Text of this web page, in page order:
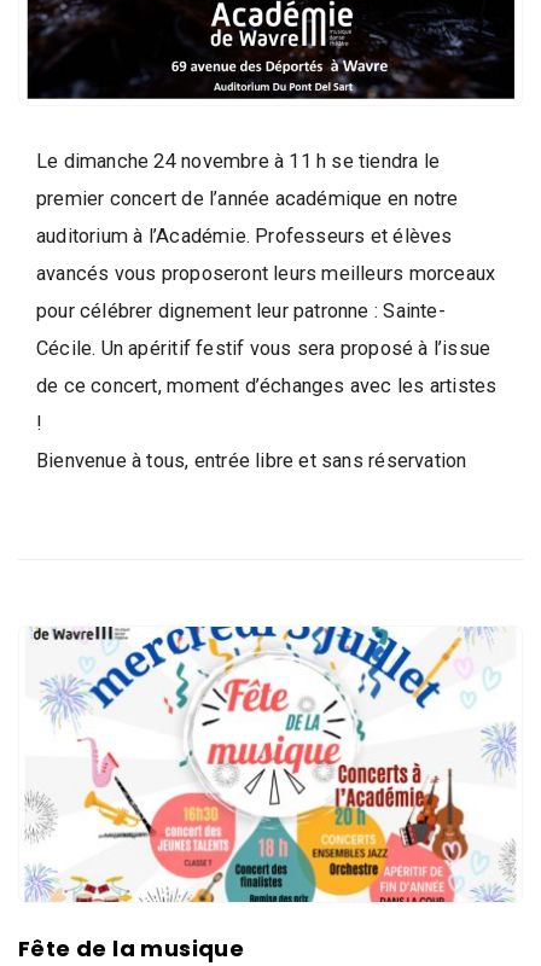
e
l
a
a
o
e
d
e
a
V
d
e
W
v
r
e
Le dimanche 24 novembre à 11 h se tiendra le
premier concert de l’année académique en notre
auditorium à l’Académie. Professeurs et élèves
avancés vous proposeront leurs meilleurs morceaux
pour célébrer dignement leur patronne : Sainte-
Cécile. Un apéritif festif vous sera proposé à l’issue
de ce concert, moment d’échanges avec les artistes
!
Bienvenue à tous, entrée libre et sans réservation
Fête de la musique